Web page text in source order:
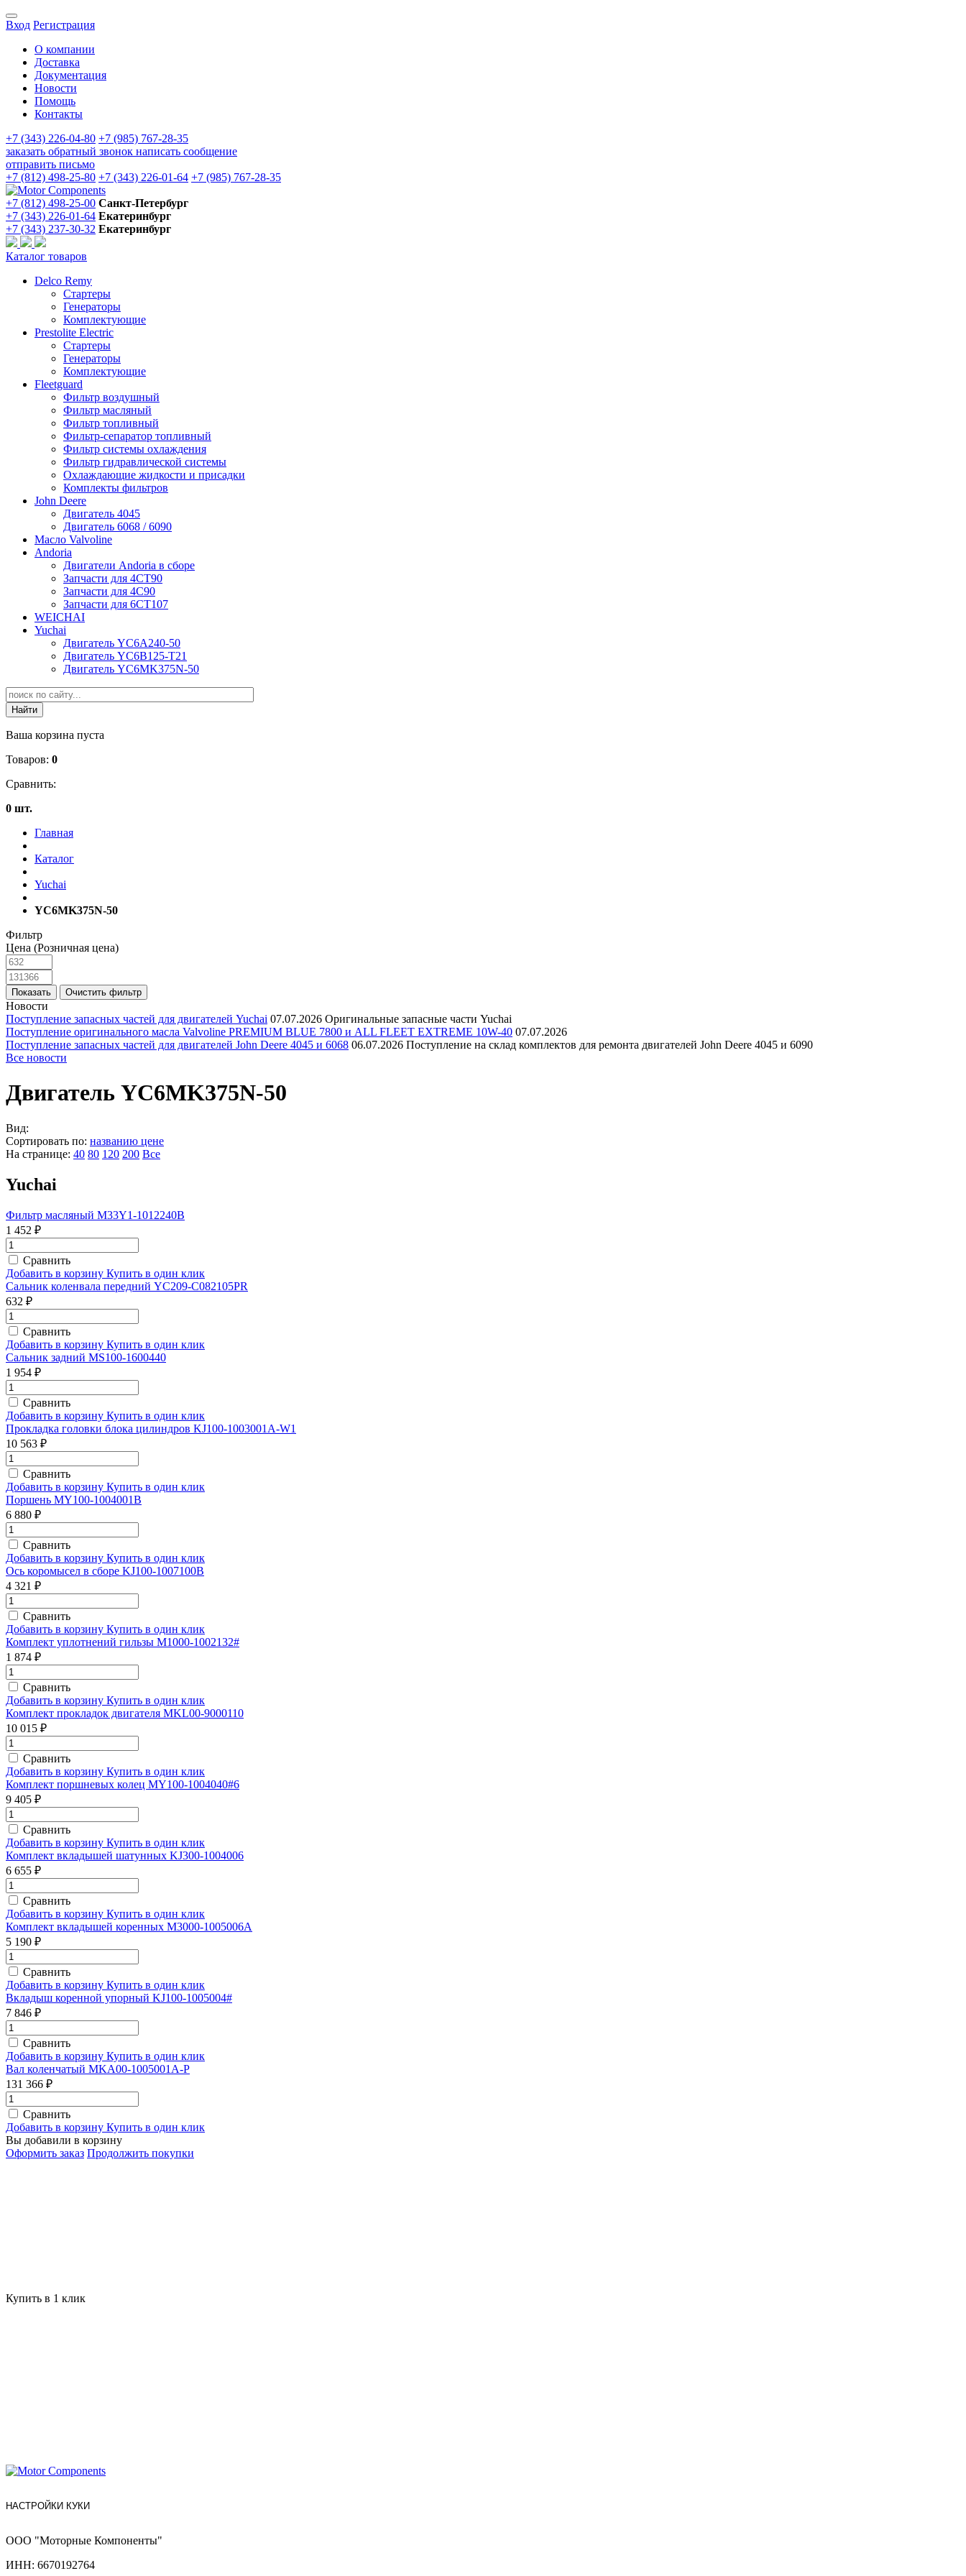
Вход Регистрация
О компании
Доставка
Документация
Новости
Помощь
Контакты
+7 (343) 226-04-80 +7 (985) 767-28-35
заказать обратный звонок написать сообщение
отправить письмо
+7 (812) 498-25-80 +7 (343) 226-01-64 +7 (985) 767-28-35
+7 (812) 498-25-00 Санкт-Петербург
+7 (343) 226-01-64 Екатеринбург
+7 (343) 237-30-32 Екатеринбург
Каталог товаров
Delco Remy
Стартеры
Генераторы
Комплектующие
Prestolite Electric
Стартеры
Генераторы
Комплектующие
Fleetguard
Фильтр воздушный
Фильтр масляный
Фильтр топливный
Фильтр-сепаратор топливный
Фильтр системы охлаждения
Фильтр гидравлической системы
Охлаждающие жидкости и присадки
Комплекты фильтров
John Deere
Двигатель 4045
Двигатель 6068 / 6090
Масло Valvoline
Andoria
Двигатели Andoria в сборе
Запчасти для 4CT90
Запчасти для 4С90
Запчасти для 6CT107
WEICHAI
Yuchai
Двигатель YC6A240-50
Двигатель YC6B125-T21
Двигатель YC6MK375N-50
Ваша корзина пуста
Товаров: 0
Сравнить:
0 шт.
Главная
Каталог
Yuchai
YC6MK375N-50
Фильтр
Цена (Розничная цена)
Новости
Поступление запасных частей для двигателей Yuchai 07.07.2026 Оригинальные запасные части Yuchai
Поступление оригинального масла Valvoline PREMIUM BLUE 7800 и ALL FLEET EXTREME 10W-40 07.07.2026
Поступление запасных частей для двигателей John Deere 4045 и 6068 06.07.2026 Поступление на склад комплектов для ремонта двигателей John Deere 4045 и 6090
Все новости
Двигатель YC6MK375N-50
Вид:
Сортировать по: названию цене
На странице: 40 80 120 200 Все
Yuchai
Фильтр масляный M33Y1-1012240B
1 452 ₽
Сравнить
Добавить в корзину Купить в один клик
Сальник коленвала передний YC209-C082105PR
632 ₽
Сравнить
Добавить в корзину Купить в один клик
Сальник задний MS100-1600440
1 954 ₽
Сравнить
Добавить в корзину Купить в один клик
Прокладка головки блока цилиндров KJ100-1003001A-W1
10 563 ₽
Сравнить
Добавить в корзину Купить в один клик
Поршень MY100-1004001B
6 880 ₽
Сравнить
Добавить в корзину Купить в один клик
Ось коромысел в сборе KJ100-1007100B
4 321 ₽
Сравнить
Добавить в корзину Купить в один клик
Комплект уплотнений гильзы M1000-1002132#
1 874 ₽
Сравнить
Добавить в корзину Купить в один клик
Комплект прокладок двигателя MKL00-9000110
10 015 ₽
Сравнить
Добавить в корзину Купить в один клик
Комплект поршневых колец MY100-1004040#6
9 405 ₽
Сравнить
Добавить в корзину Купить в один клик
Комплект вкладышей шатунных KJ300-1004006
6 655 ₽
Сравнить
Добавить в корзину Купить в один клик
Комплект вкладышей коренных M3000-1005006A
5 190 ₽
Сравнить
Добавить в корзину Купить в один клик
Вкладыш коренной упорный KJ100-1005004#
7 846 ₽
Сравнить
Добавить в корзину Купить в один клик
Вал коленчатый MKA00-1005001A-P
131 366 ₽
Сравнить
Добавить в корзину Купить в один клик
Вы добавили в корзину
Оформить заказ Продолжить покупки
Купить в 1 клик
НАСТРОЙКИ КУКИ
ООО "Моторные Компоненты"
ИНН: 6670192764